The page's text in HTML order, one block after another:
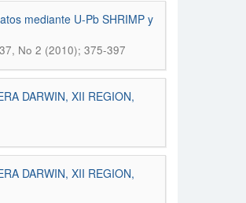
mediante U-Pb SHRIMP y
No 2 (2010); 375-397
DARWIN, XII REGION,
DARWIN, XII REGION,